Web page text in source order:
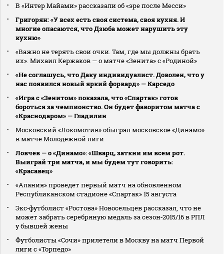
В «Интер Майами» рассказали об «эре после Месси»
Григорян: «У всех есть своя система, своя кухня. И
многие опасаются, что Дзюба может нарушить эту
кухню»
«Важно не терять свои очки. Там, где мы должны брать
их». Михаил Кержаков — о матче «Зенита» с «Родиной»
«Не соглашусь, что Даку индивидуалист. Доволен, что у
нас появился новый яркий форвард» — Карседо
«Игра с «Зенитом» показала, что «Спартак» готов
бороться за чемпионство. Он будет фаворитом матча с
«Краснодаром» — Гладилин
Московский «Локомотив» обыграл московское «Динамо»
в матче Молодежной лиги
Ловчев — о «Динамо»: «Шварц, заткни им всем рот.
Выиграй три матча, и мы будем тут говорить:
«Красавец»
«Алания» проведет первый матч на обновленном
Республиканском стадионе «Спартак» 15 августа
Экс‑футболист «Ростова» Новосельцев рассказал, что не
может забрать серебряную медаль за сезон‑2015/16 в РПЛ
у бывшей жены
Футболисты «Сочи» прилетели в Москву на матч Первой
лиги с «Торпедо»